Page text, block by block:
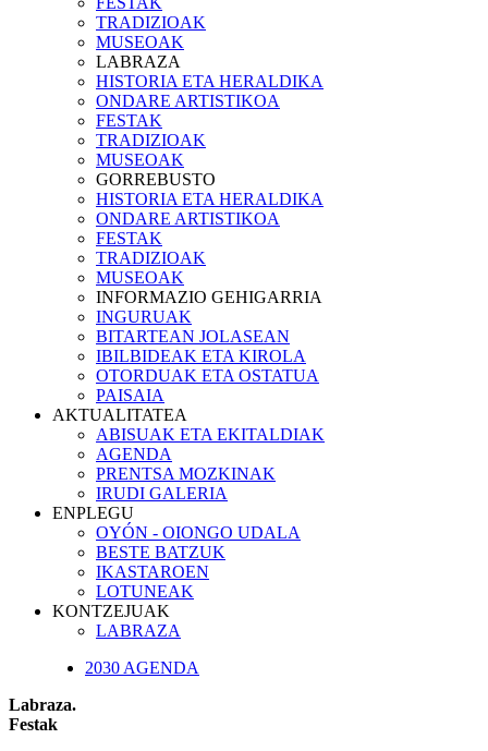
TRADIZIOAK
MUSEOAK
LABRAZA
HISTORIA ETA HERALDIKA
ONDARE ARTISTIKOA
FESTAK
TRADIZIOAK
MUSEOAK
GORREBUSTO
HISTORIA ETA HERALDIKA
ONDARE ARTISTIKOA
FESTAK
TRADIZIOAK
MUSEOAK
INFORMAZIO GEHIGARRIA
INGURUAK
BITARTEAN JOLASEAN
IBILBIDEAK ETA KIROLA
OTORDUAK ETA OSTATUA
PAISAIA
AKTUALITATEA
ABISUAK ETA EKITALDIAK
AGENDA
PRENTSA MOZKINAK
IRUDI GALERIA
ENPLEGU
OYÓN - OIONGO UDALA
BESTE BATZUK
IKASTAROEN
LOTUNEAK
KONTZEJUAK
LABRAZA
2030 AGENDA
Labraza.
Festak